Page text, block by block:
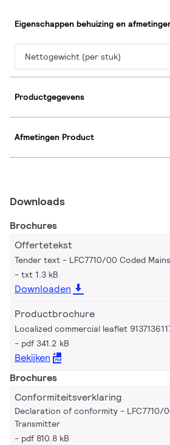
Eigenschappen behuizing en
Nettogewicht (per stuk)
Productgegevens
Afmetingen Product
Downloads
Brochures
Offertetekst
Tender text - LFC7710/00 Coded
txt 1.3 kB
Downloaden
Productbrochure
Localized commercial leaflet
pdf 341.2 kB
Bekijken
Brochures
Conformiteitsverklaring
Declaration of conformity - LFC7710/
Transmitter
pdf 810.8 kB